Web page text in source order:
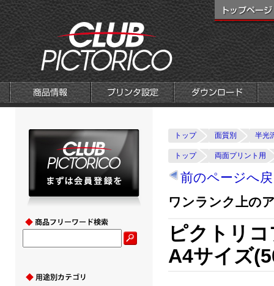
トップ 面質別 半光
トップ 両面プリント用
前のページへ
ワンランク上の
ピクトリ
A4サイズ